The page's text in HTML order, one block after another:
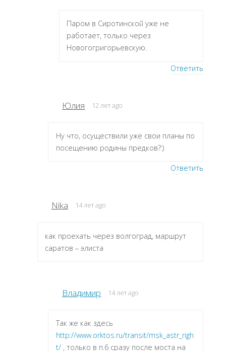
Паром в Сиротинской уже не
работает, только через
Новогогригорьевскую.
Ответить
Юлия 12 лет ago
Ну что, осуществили уже свои планы по
посещению родины предков?:)
Ответить
Nika 14 лет ago
как проехать через волгоград, маршрут
саратов – элиста
Владимир 14 лет ago
Так же как здесь
http://www.orktos.ru/transit/msk_astr_righ
t/, только в п.6 сразу после моста на